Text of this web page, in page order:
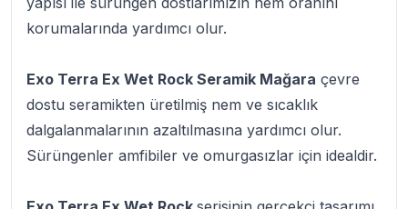
korumalarında yardımcı olur.
Exo Terra Ex Wet Rock Seramik Mağara çevre
dostu seramikten üretilmiş nem ve sıcaklık
dalgalanmalarının azaltılmasına yardımcı olur.
Sürüngenler amfibiler ve omurgasızlar için idealdir.